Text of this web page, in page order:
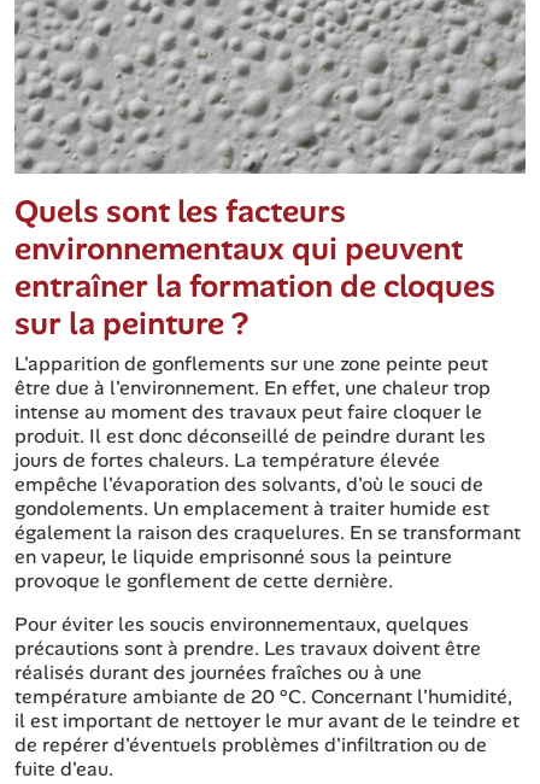
Quels sont les facteurs
environnementaux qui peuvent
entraîner la formation de cloques
sur la peinture ?
L'apparition de gonflements sur une zone peinte peut
être due à l'environnement. En effet, une chaleur trop
intense au moment des travaux peut faire cloquer le
produit. Il est donc déconseillé de peindre durant les
jours de fortes chaleurs. La température élevée
empêche l'évaporation des solvants, d'où le souci de
gondolements. Un emplacement à traiter humide est
également la raison des craquelures. En se transformant
en vapeur, le liquide emprisonné sous la peinture
provoque le gonflement de cette dernière.
Pour éviter les soucis environnementaux, quelques
précautions sont à prendre. Les travaux doivent être
réalisés durant des journées fraîches ou à une
température ambiante de 20 °C. Concernant l'humidité,
il est important de nettoyer le mur avant de le teindre et
de repérer d'éventuels problèmes d'infiltration ou de
fuite d'eau.